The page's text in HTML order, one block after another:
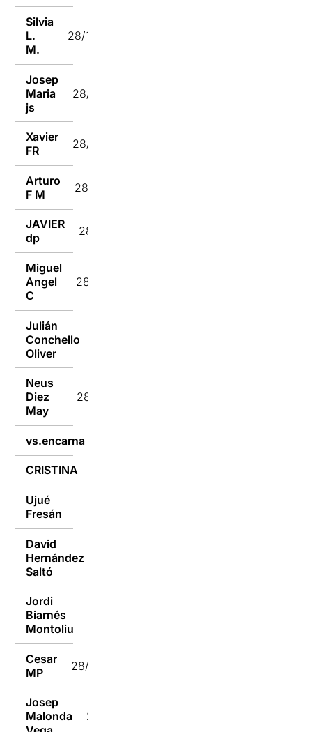
Silvia
L.
M.
28/10/2024
Josep
Maria
js
28/10/2024
Xavier
FR
28/10/2024
Arturo
F M
28/10/2024
JAVIER
dp
28/10/2024
Miguel
Angel
C
28/10/2024
Julián
Conchello
Oliver
Neus
Diez
May
28/10/2024
vs.encarna
CRISTINA
Ujué
Fresán
David
Hernández
Saltó
Jordi
Biarnés
Montoliu
Cesar
MP
28/10/2024
Josep
Malonda
28/10/2024